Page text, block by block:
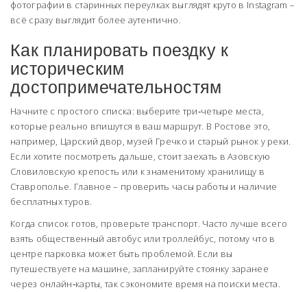
фотографии в старинных переулках выглядят круто в Instagram –
всё сразу выглядит более аутентично.
Как планировать поездку к
историческим
достопримечательностям
Начните с простого списка: выберите три‑четыре места,
которые реально впишутся в ваш маршрут. В Ростове это,
например, Царский двор, музей Гречко и старый рынок у реки.
Если хотите посмотреть дальше, стоит заехать в Азовскую
Словиловскую крепость или к знаменитому хранилищу в
Ставрополье. Главное – проверить часы работы и наличие
бесплатных туров.
Когда список готов, проверьте транспорт. Часто лучше всего
взять общественный автобус или троллейбус, потому что в
центре парковка может быть проблемой. Если вы
путешествуете на машине, запланируйте стоянку заранее
через онлайн‑карты, так сэкономите время на поиски места.